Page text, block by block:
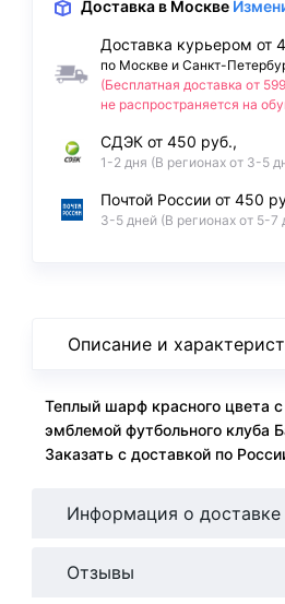
Доставка в Москве
Доставка курьером от
по Москве и Санкт-
(Бесплатная доставка от
не распространяется на
СДЭК от 450 руб.,
1-2 дня (В регионах от 3-5
Почтой России от 450
3-5 дней (В регионах от 5-7
Описание и
Теплый шарф красного цвета
эмблемой футбольного клуба
Заказать с доставкой по
Информация о доставке
Отзывы